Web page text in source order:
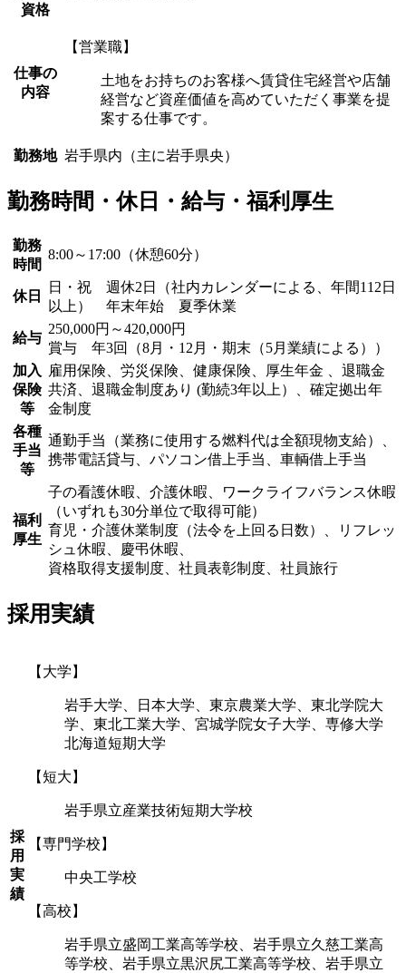
資格
仕事の
内容
【営業職】
土地をお持ちのお客様へ賃貸住宅経営や店舗
経営など資産価値を高めていただく事業を提
案する仕事です。
勤務地 岩手県内（主に岩手県央）
勤務時間・休日・給与・福利厚生
勤務
時間
8:00～17:00（休憩60分）
休日
日・祝 週休2日（社内カレンダーによる、年間112日
以上） 年末年始 夏季休業
給与
250,000円～420,000円
賞与 年3回（8月・12月・期末（5月業績による））
加入
保険
等
雇用保険、労災保険、健康保険、厚生年金 、退職金
共済、退職金制度あり (勤続3年以上）、確定拠出年
金制度
各種
手当
等
通勤手当（業務に使用する燃料代は全額現物支給）、
携帯電話貸与、パソコン借上手当、車輌借上手当
福利
厚生
子の看護休暇、介護休暇、ワークライフバランス休暇
（いずれも30分単位で取得可能）
育児・介護休業制度（法令を上回る日数）、リフレッ
シュ休暇、慶弔休暇、
資格取得支援制度、社員表彰制度、社員旅行
採用実績
採
用
実
績
【大学】
岩手大学、日本大学、東京農業大学、東北学院大
学、東北工業大学、宮城学院女子大学、専修大学
北海道短期大学
【短大】
岩手県立産業技術短期大学校
【専門学校】
中央工学校
【高校】
岩手県立盛岡工業高等学校、岩手県立久慈工業高
等学校、岩手県立黒沢尻工業高等学校、岩手県立